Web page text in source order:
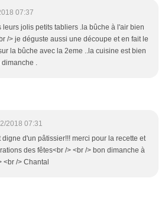
07:37
leurs jolis petits tabliers .la bûche à l'air bien
/> je déguste aussi une découpe et en fait le
la bûche avec la 2eme ..la cuisine est bien
.
2018 07:31
digne d'un pâtissier!!! merci pour la recette et
des fêtes<br /> <br /> bon dimanche à
<br /> Chantal